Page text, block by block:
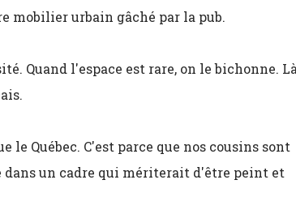
mobilier urbain gâché par la pub.
Quand l'espace est rare, on le bichonne.
Québec. C'est parce que nos cousins sont
un cadre qui mériterait d'être peint et